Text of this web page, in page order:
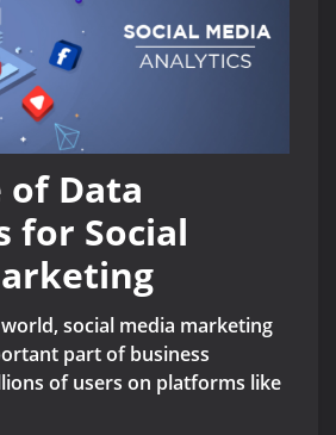
of Data
for Social
social media marketing
part of business
of users on platforms like